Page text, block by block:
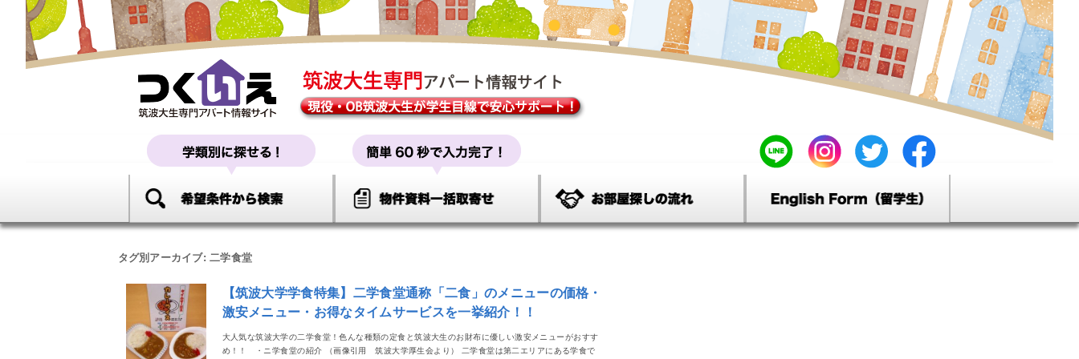
タグ別アーカイブ:二学食堂
【筑波大学学食特集】二学食堂通称「二食」のメニューの価格・
激安メニュー・お得なタイムサービスを一挙紹介！！
大人気な筑波大学の二学食堂！色んな種類の定食と筑波大生のお財布に優しい激安メニューがおすす
め！！ ・ニ学食堂の紹介 （画像引用 筑波大学厚生会より） 二学食堂は第二エリアにある学食で